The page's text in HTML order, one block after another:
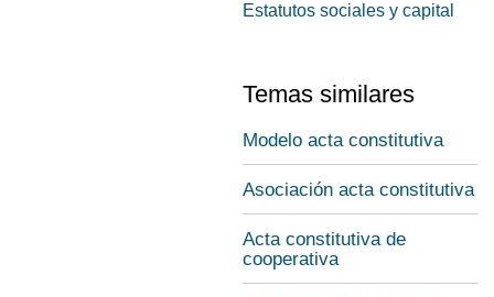
Estatutos sociales y capital
Temas similares
Modelo acta constitutiva
Asociación acta constitutiva
Acta constitutiva de
cooperativa